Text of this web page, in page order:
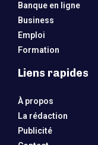
Banque en ligne
Business
Emploi
Formation
Liens rapides
À propos
La rédaction
Publicité